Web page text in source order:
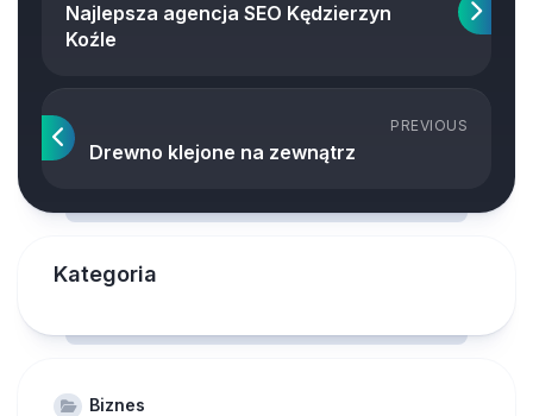
Najlepsza agencja SEO Kędzierzyn
Koźle
PREVIOUS
Drewno klejone na zewnątrz
Kategoria
Biznes